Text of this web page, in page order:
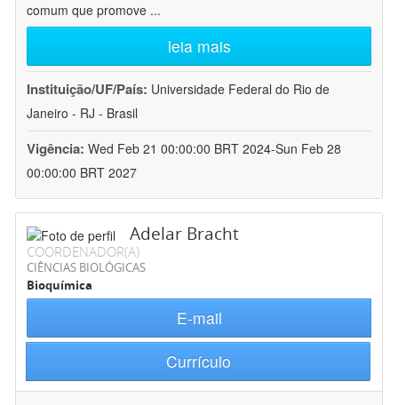
comum que promove ...
leia mais
Instituição/UF/País: Universidade Federal do Rio de
Janeiro - RJ - Brasil
Vigência: Wed Feb 21 00:00:00 BRT 2024-Sun Feb 28
00:00:00 BRT 2027
Adelar Bracht
COORDENADOR(A)
CIÊNCIAS BIOLÓGICAS
Bioquímica
E-mail
Currículo